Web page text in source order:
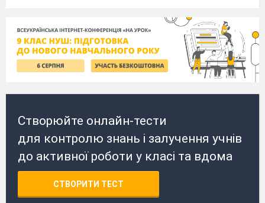
Створюйте онлайн-тести
для контролю знань і залучення учнів
до активної роботи у класі та вдома
СТВОРИТИ ТЕСТ